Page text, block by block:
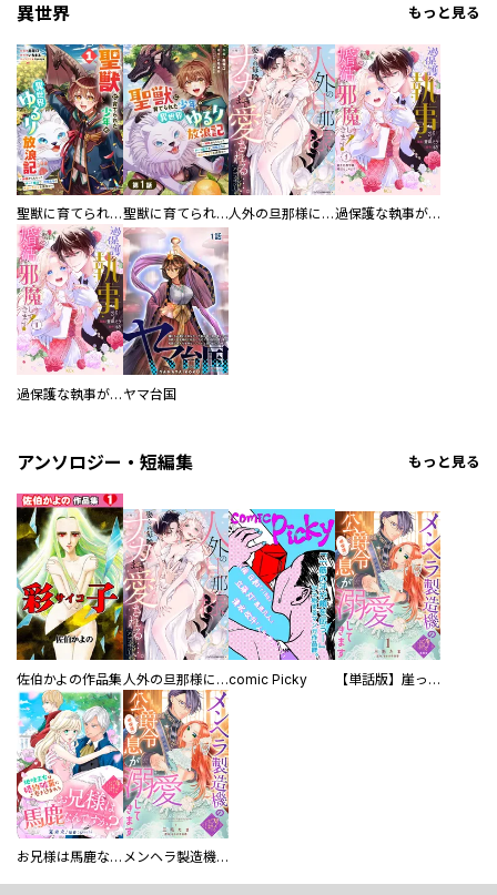
異世界 もっと見る
聖獣に育てられた少年の異世界ゆるり放浪記～神様からもらったチート魔法で、仲間たちとスローライフを満喫中～ 聖獣に育てられた少年の異世界ゆるり放浪記～神様からもらったチート魔法で、仲間たちとスローライフを満喫中～【分冊版】 人外の旦那様に娶られ毎晩ナカまで愛される…。アンソロジー 過保護な執事が私の婚活を邪魔してきます！ 分冊版
過保護な執事が私の婚活を邪魔してきます！ ヤマ台国
アンソロジー・短編集 もっと見る
佐伯かよの作品集 人外の旦那様に娶られ毎晩ナカまで愛される…。アンソロジーcomic Picky 【単話版】崖っぷち令嬢ですが、意地と策略で幸せになります！シリーズ
お兄様は馬鹿なんですか？～地味王女は婚約破棄に巻き込まれる～ メンヘラ製造機の公爵令息（過保護）が溺愛してきます